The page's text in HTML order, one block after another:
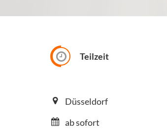
Teilzeit
Düsseldorf
ab sofort